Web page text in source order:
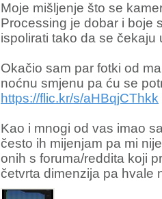
Moje mišljenje što se
Processing je dobar i boje
ispolirati tako da se čekaju
Okačio sam par fotki od
noćnu smjenu pa ću se
https://flic.kr/s/aHBqjCThkk
Kao i mnogi od vas imao
često ih mijenjam pa mi
onih s foruma/reddita koji
četvrta dimenzija pa hvale